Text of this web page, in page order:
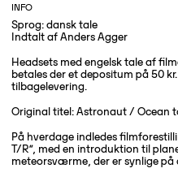
INFO
Sprog: dansk tale
Indtalt af Anders Agger
Headsets med engelsk tale af
betales der et depositum på 50
tilbagelevering.
Original titel: Astronaut / Ocean
På hverdage indledes
T/R”, med en introduktion til
meteorsværme, der er synlige på